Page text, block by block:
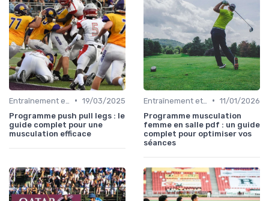
• 19/03/2025
Programme push pull legs : le
guide complet pour une
musculation efficace
• 11/01/2026
Programme musculation
femme en salle pdf : un guide
complet pour optimiser vos
séances